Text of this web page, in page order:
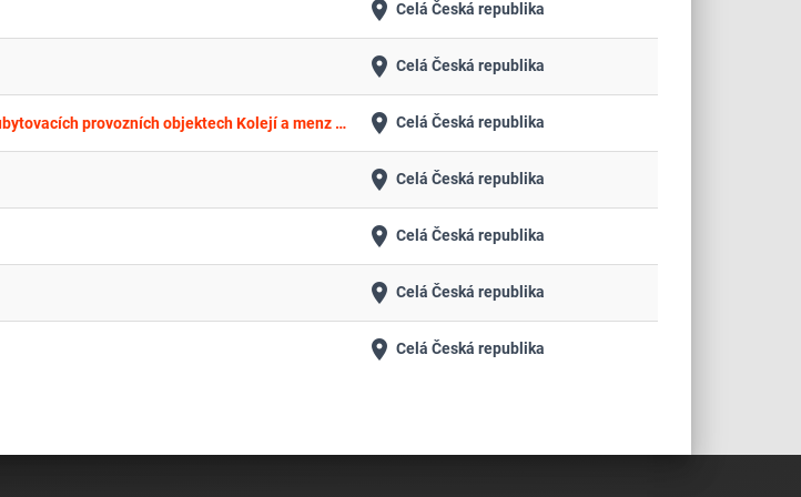
place Celá Česká republika
place Celá Česká republika
Čištění VZT mřížek ventilátorů a digestoří včetně výměny tukových filtrů na ubytovacích provozních objektech Kolejí a menz VUT v Brně place Celá Česká republika
place Celá Česká republika
place Celá Česká republika
place Celá Česká republika
place Celá Česká republika